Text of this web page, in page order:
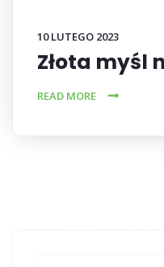
10 LUTEGO 2023
Złota myśl
READ MORE